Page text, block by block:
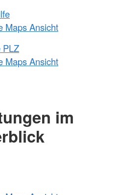
Maps Ansicht
PLZ
Maps Ansicht
im